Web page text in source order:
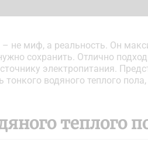
не миф, а реальность. Он
сохранить. Отлично
электропитания.
водяного теплого
теплого